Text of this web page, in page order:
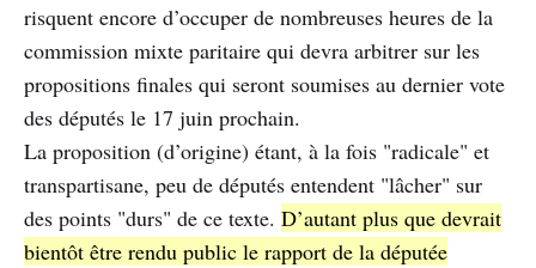
risquent encore d’occuper de nombreuses heures de la
commission mixte paritaire qui devra arbitrer sur les
propositions finales qui seront soumises au dernier vote
des députés le 17 juin prochain.
La proposition (d’origine) étant, à la fois "radicale" et
transpartisane, peu de députés entendent "lâcher" sur
des points "durs" de ce texte. D’autant plus que devrait
bientôt être rendu public le rapport de la députée